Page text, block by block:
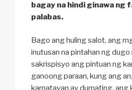
bagay na hindi ginawa ng
palabas.
Bago ang huling salot, ang
inutusan na pintahan ng
sakrispisyo ang pintuan ng
ganoong paraan, kung ang
kamatayan ay dumating, ang